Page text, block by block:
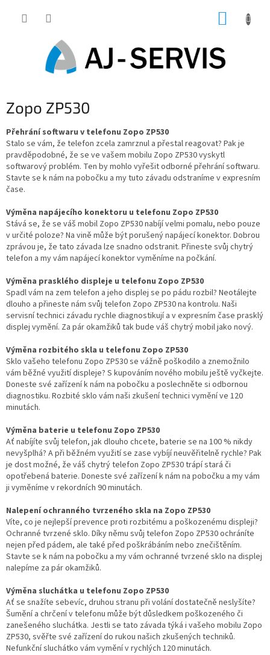
Zopo ZP530
Přehrání softwaru v telefonu Zopo ZP530
Stalo se vám, že telefon zcela zamrznul a přestal reagovat? Pak je
pravděpodobné, že se ve vašem mobilu Zopo ZP530 vyskytl
softwarový problém. Ten by mohlo vyřešit odborné přehrání softwaru.
Stavte se k nám na pobočku a my tuto závadu odstraníme v expresním
čase.
Výměna napájecího konektoru u telefonu Zopo ZP530
Stává se, že se váš mobil Zopo ZP530 nabíjí velmi pomalu, nebo pouze
v určité poloze? Na vině může být porušený napájecí konektor. Dobrou
zprávou je, že tato závada lze snadno odstranit. Přineste svůj chytrý
telefon a my vám napájecí konektor vyměníme na počkání.
Výměna prasklého displeje u telefonu Zopo ZP530
Spadl vám na zem telefon a jeho displej se po pádu rozbil? Neotálejte
dlouho a přineste nám svůj telefon Zopo ZP530 na kontrolu. Naši
servisní technici závadu rychle diagnostikují a v expresním čase prasklý
displej vymění. Za pár okamžiků tak bude váš chytrý mobil jako nový.
Výměna rozbitého skla u telefonu Zopo ZP530
Sklo vašeho telefonu Zopo ZP530 se vážně poškodilo a znemožnilo
vám běžné využití displeje? S kupováním nového mobilu ještě vyčkejte.
Doneste své zařízení k nám na pobočku a poslechněte si odbornou
diagnostiku. Rozbité sklo vám naši zkušení technici vymění ve 120
minutách.
Výměna baterie u telefonu Zopo ZP530
Ať nabíjíte svůj telefon, jak dlouho chcete, baterie se na 100 % nikdy
nevyšplhá? A při běžném využití se zase vybíjí neuvěřitelně rychle? Pak
je dost možné, že váš chytrý telefon Zopo ZP530 trápí stará či
opotřebená baterie. Doneste své zařízení k nám na pobočku a my vám
ji vyměníme v rekordních 90 minutách.
Nalepení ochranného tvrzeného skla na Zopo ZP530
Víte, co je nejlepší prevence proti rozbitému a poškozenému displeji?
Ochranné tvrzené sklo. Díky němu svůj telefon Zopo ZP530 ochráníte
nejen před pádem, ale také před poškrábáním nebo znečištěním.
Stavte se k nám na pobočku a my vám ochranné tvrzené sklo na displej
nalepíme za pár okamžiků.
Výměna sluchátka u telefonu Zopo ZP530
Ať se snažíte sebevíc, druhou stranu při volání dostatečně neslyšíte?
Šumění a chrčení v telefonu může být důsledkem poškozeného či
zanešeného sluchátka. Jestli se tato závada týká i vašeho mobilu Zopo
ZP530, svěřte své zařízení do rukou našich zkušených techniků.
Nefunkční sluchátko vám vymění v rychlých 120 minutách.